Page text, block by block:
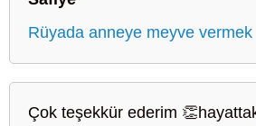
Rüyada anneye meyve vermek
Çok teşekkür ederim